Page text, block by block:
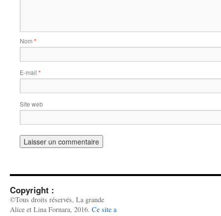
Nom *
E-mail *
Site web
Copyright :
©Tous droits réservés, La grande
Alice et Lina Fornara, 2016. Ce site a